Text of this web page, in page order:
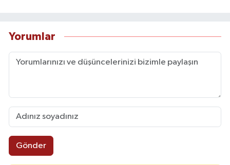
Yorumlar
Gönder